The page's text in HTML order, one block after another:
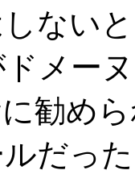
しない
メー
勧め
だっ